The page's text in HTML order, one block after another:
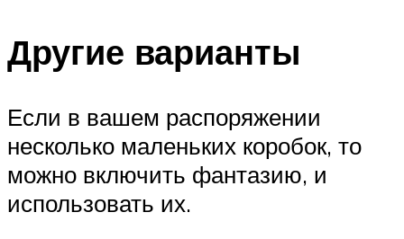
Другие варианты
Если в вашем распоряжении
несколько маленьких коробок, то
можно включить фантазию, и
использовать их.